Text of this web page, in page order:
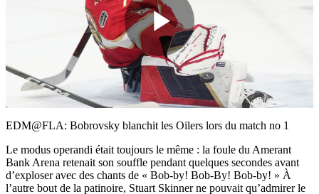
Play
Video
EDM@FLA: Bobrovsky blanchit les Oilers lors du match no 1
Le modus operandi était toujours le même : la foule du Amerant
Bank Arena retenait son souffle pendant quelques secondes avant
d’exploser avec des chants de « Bob-by! Bob-By! Bob-by! » À
l’autre bout de la patinoire, Stuart Skinner ne pouvait qu’admirer le